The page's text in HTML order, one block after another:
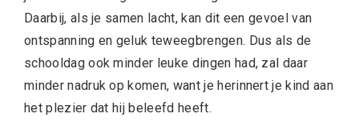
Daarbij, als je samen lacht, kan dit een gevoel van
ontspanning en geluk teweegbrengen. Dus als de
schooldag ook minder leuke dingen had, zal daar
minder nadruk op komen, want je herinnert je kind aan
het plezier dat hij beleefd heeft.